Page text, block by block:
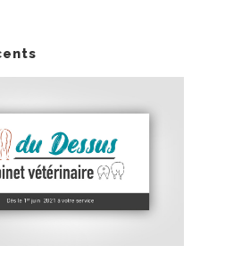
VÉTÉRINAIRE DU
DESSUS
visuelle |Illustration |Logo